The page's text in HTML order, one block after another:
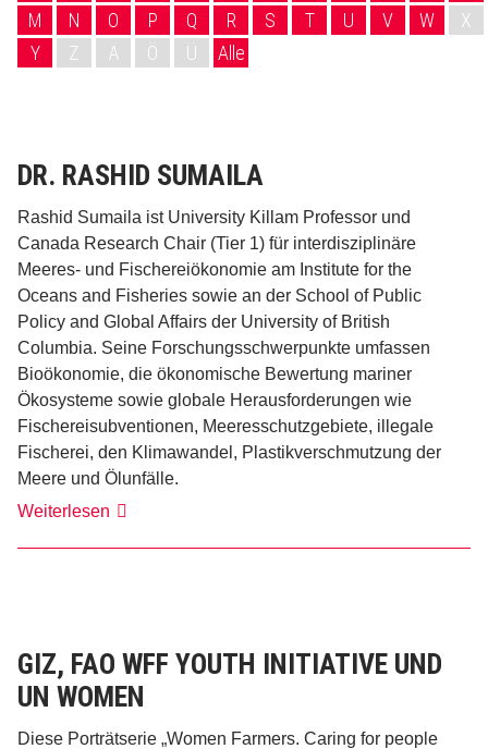
M
N O P Q R S T U V W
X
Y
Z Ä Ö Ü Alle
DR. RASHID SUMAILA
Rashid Sumaila ist University Killam Professor und
Canada Research Chair (Tier 1) für interdisziplinäre
Meeres- und Fischereiökonomie am Institute for the
Oceans and Fisheries sowie an der School of Public
Policy and Global Affairs der University of British
Columbia. Seine Forschungsschwerpunkte umfassen
Bioökonomie, die ökonomische Bewertung mariner
Ökosysteme sowie globale Herausforderungen wie
Fischereisubventionen, Meeresschutzgebiete, illegale
Fischerei, den Klimawandel, Plastikverschmutzung der
Meere und Ölunfälle.
Weiterlesen Dr.
Sumaila
GIZ, FAO WFF YOUTH INITIATIVE UND
UN WOMEN
Diese Porträtserie „Women Farmers. Caring for people